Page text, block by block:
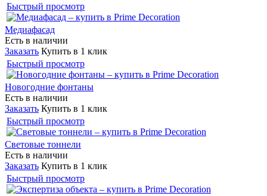
Быстрый просмотр
Медиафасад
Есть в наличии
Заказать Купить в 1 клик
Быстрый просмотр
Новогодние фонтаны
Есть в наличии
Заказать Купить в 1 клик
Быстрый просмотр
Световые тоннели
Есть в наличии
Заказать Купить в 1 клик
Быстрый просмотр